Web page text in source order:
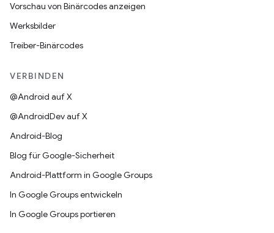
Vorschau von Binärcodes anzeigen
Werksbilder
Treiber-Binärcodes
VERBINDEN
@Android auf X
@AndroidDev auf X
Android-Blog
Blog für Google-Sicherheit
Android-Plattform in Google Groups
In Google Groups entwickeln
In Google Groups portieren